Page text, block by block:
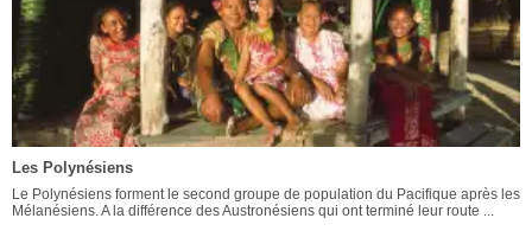
Les Polynésiens
Le Polynésiens forment le second groupe de population du Pacifique après les
Mélanésiens. A la différence des Austronésiens qui ont terminé leur route ...